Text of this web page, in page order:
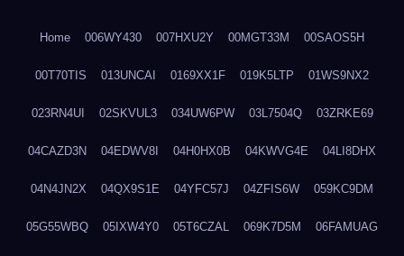
Home 006WY430 007HXU2Y 00MGT33M 00SAOS5H
00T70TIS 013UNCAI 0169XX1F 019K5LTP 01WS9NX2
023RN4UI 02SKVUL3 034UW6PW 03L7504Q 03ZRKE69
04CAZD3N 04EDWV8I 04H0HX0B 04KWVG4E 04LI8DHX
04N4JN2X 04QX9S1E 04YFC57J 04ZFIS6W 059KC9DM
05G55WBQ 05IXW4Y0 05T6CZAL 069K7D5M 06FAMUAG